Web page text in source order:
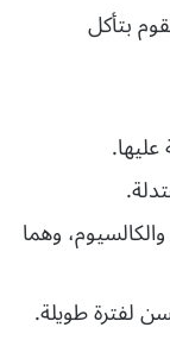
بتأكل
وهما
لفترة طويلة.